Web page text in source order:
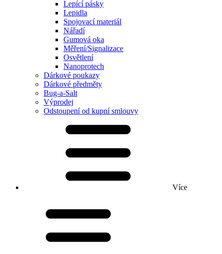
Lepící pásky
Lepidla
Spojovací materiál
Nářadí
Gumová oka
Měření/Signalizace
Osvětlení
Nanoprotech
Dárkové poukazy
Dárkové předměty
Bug-a-Salt
Výprodej
Odstoupení od kupní smlouvy
Více